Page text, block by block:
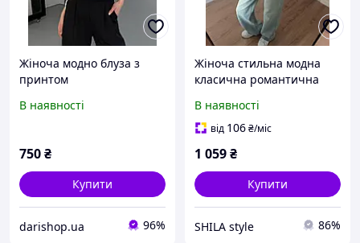
Жіноча модно блуза з
принтом
В наявності
750₴
Купити
darishop.ua 96%
Жіноча стильна модна
класична романтична
рожевий блакитний 42-44
46-48
В наявності
від 106₴/міс
1 059₴
Купити
SHILA style 86%